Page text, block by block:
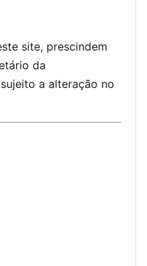
site, prescindem
da
a alteração no